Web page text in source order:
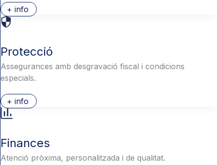
+ info
Protecció
Assegurances amb desgravació fiscal i condicions
especials.
+ info
Finances
Atenció pròxima, personalitzada i de qualitat.